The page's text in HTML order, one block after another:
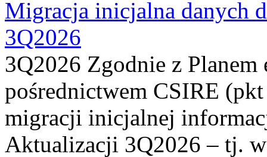
Migracja inicjalna danych
3Q2026
3Q2026 Zgodnie z
pośrednictwem CSIRE
migracji inicjalnej
Aktualizacji 3Q2026 – tj.